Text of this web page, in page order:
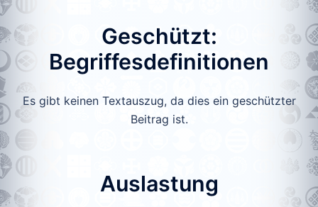
Geschützt:
Begriffesdefinitionen
Es gibt keinen Textauszug, da dies ein geschützter
Beitrag ist.
Auslastung